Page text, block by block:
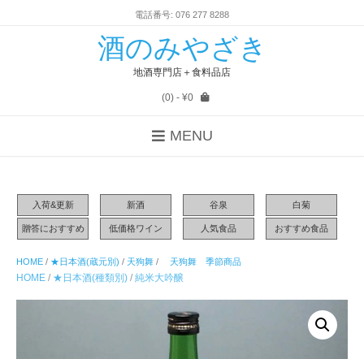
電話番号: 076 277 8288
酒のみやざき
地酒専門店＋食料品店
(0)- ¥0
MENU
入荷&更新 新酒 谷泉 白菊
贈答におすすめ 低価格ワイン 人気食品 おすすめ食品
HOME / ★日本酒(蔵元別) / 天狗舞 / 天狗舞 季節商品
HOME / ★日本酒(種類別) / 純米大吟醸